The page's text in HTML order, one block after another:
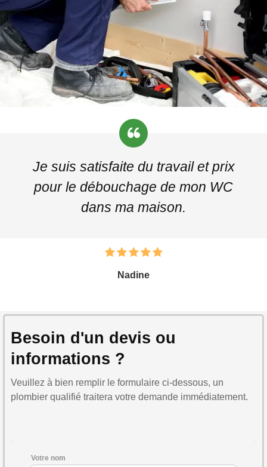
Je suis satisfaite du travail et prix
pour le débouchage de mon WC
dans ma maison.
Nadine
Besoin d'un devis ou
informations ?
Veuillez à bien remplir le formulaire ci-dessous, un
plombier qualifié traitera votre demande immédiatement.
Votre nom